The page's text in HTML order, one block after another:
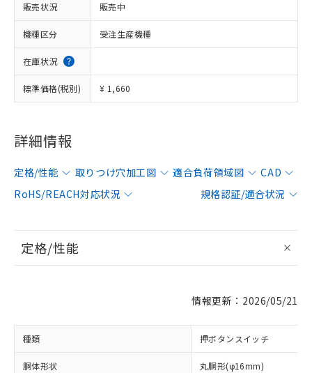
販売状況 販売中
機種区分 受注生産機種
在庫状況
標準価格(税別) ¥ 1,660
詳細情報
定格/性能 取りつけ穴加工図 適合負荷領域図
CAD
RoHS/REACH対応状況
規格認証/適合状況
定格/性能
情報更新：2026/05/21
種類 押ボタンスイッチ
胴体形状 丸胴形(φ16mm)